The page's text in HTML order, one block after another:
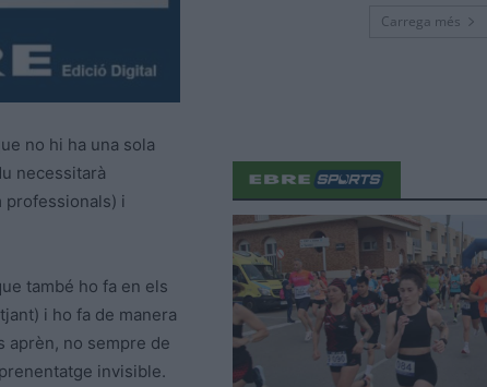
no hi ha una sola
necessitarà
professionals) i
també ho fa en els
i ho fa de manera
aprèn, no sempre de
invisible.
Carrega més